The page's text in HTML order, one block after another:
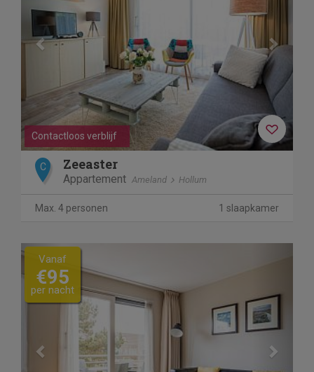
Contactloos verblijf
C Zeeaster
Appartement Ameland Hollum
Max. 4 personen 1 slaapkamer
Previous
Vanaf
€95
per nacht